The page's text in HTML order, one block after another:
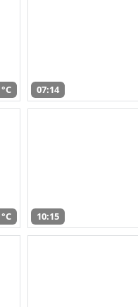
07:14
10:15